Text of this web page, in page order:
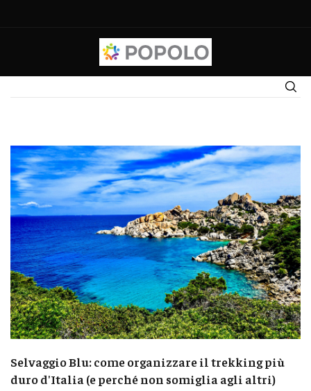
Selvaggio Blu: come organizzare il trekking più
duro d'Italia (e perché non somiglia agli altri)